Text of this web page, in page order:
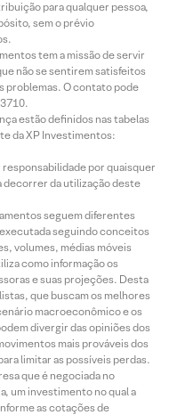
para qualquer pessoa,
sem o prévio
tem a missão de servir
não se sentirem satisfeitos
problemas. O contato pode
estão definidos nas tabelas
da XP Investimentos:
por quaisquer
decorrer da utilização deste
seguem diferentes
seguindo conceitos
volumes, médias móveis
como informação os
e suas projeções. Desta
que buscam os melhores
macroeconômico e os
divergir das opiniões dos
mais prováveis dos
limitar as possíveis perdas.
que é negociada no
um investimento no qual a
as cotações de